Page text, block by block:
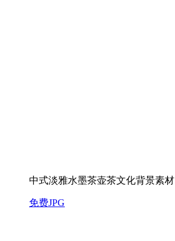
中式淡雅水墨茶壶茶文化背景素材
免费JPG